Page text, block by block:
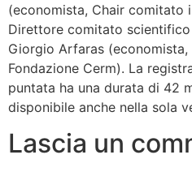
(economista, Chair comitato
Direttore comitato
Giorgio Arfaras (economista,
Fondazione Cerm). La
puntata ha una durata di 42
disponibile anche nella sola
Lascia un